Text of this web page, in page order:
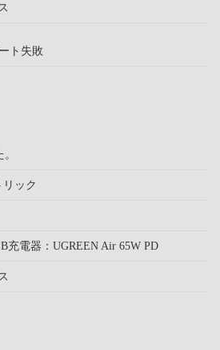
ト失敗
ック
充電器：UGREEN Air 65W PD